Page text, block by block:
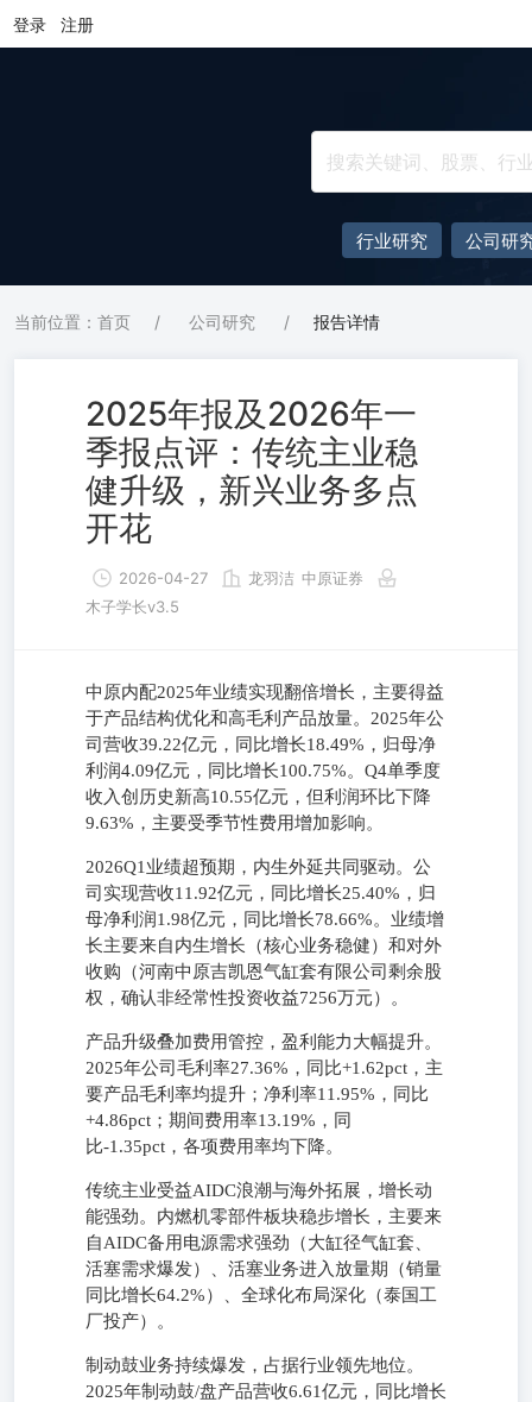
登录 注册
行业研究 公司研
当前位置：首页 / 公司研究 / 报告详情
2025年报及2026年一
季报点评：传统主业稳
健升级，新兴业务多点
开花
2026-04-27 龙羽洁 中原证券
木子学长v3.5
中原内配2025年业绩实现翻倍增长，主要得益
于产品结构优化和高毛利产品放量。2025年公
司营收39.22亿元，同比增长18.49%，归母净
利润4.09亿元，同比增长100.75%。Q4单季度
收入创历史新高10.55亿元，但利润环比下降
9.63%，主要受季节性费用增加影响。
2026Q1业绩超预期，内生外延共同驱动。公
司实现营收11.92亿元，同比增长25.40%，归
母净利润1.98亿元，同比增长78.66%。业绩增
长主要来自内生增长（核心业务稳健）和对外
收购（河南中原吉凯恩气缸套有限公司剩余股
权，确认非经常性投资收益7256万元）。
产品升级叠加费用管控，盈利能力大幅提升。
2025年公司毛利率27.36%，同比+1.62pct，主
要产品毛利率均提升；净利率11.95%，同比
+4.86pct；期间费用率13.19%，同
比-1.35pct，各项费用率均下降。
传统主业受益AIDC浪潮与海外拓展，增长动
能强劲。内燃机零部件板块稳步增长，主要来
自AIDC备用电源需求强劲（大缸径气缸套、
活塞需求爆发）、活塞业务进入放量期（销量
同比增长64.2%）、全球化布局深化（泰国工
厂投产）。
制动鼓业务持续爆发，占据行业领先地位。
2025年制动鼓/盘产品营收6.61亿元，同比增长